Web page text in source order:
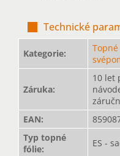
Technické
Kategorie:
Záruka:
10 let
EAN:
Typ topné
fólie:
ES -